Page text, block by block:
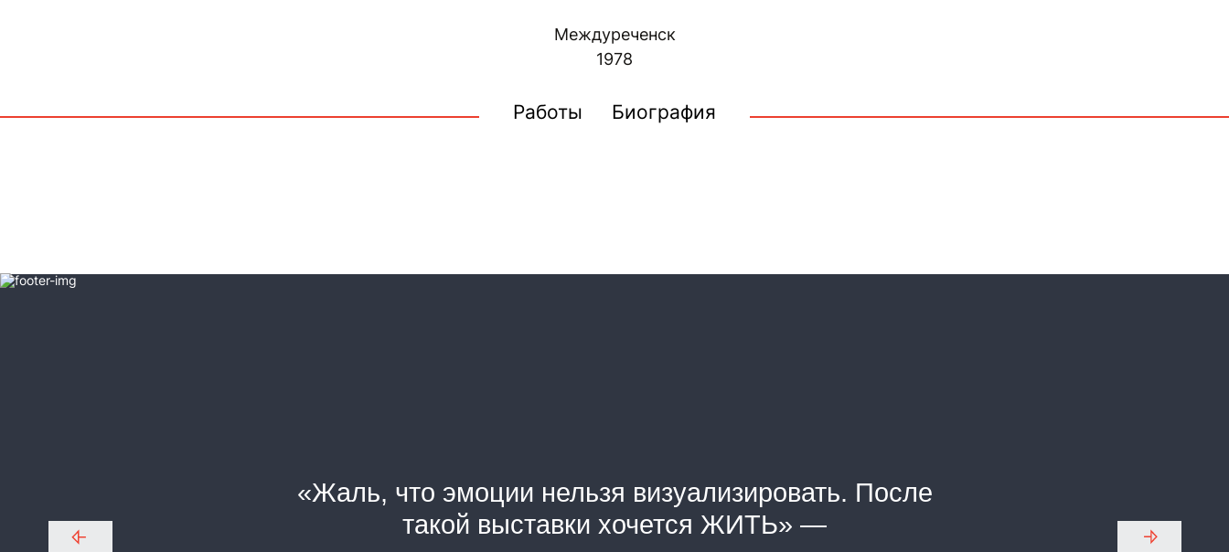
Междуреченск
1978
Работы Биография
«Жаль, что эмоции нельзя визуализировать. После
такой выставки хочется ЖИТЬ» —